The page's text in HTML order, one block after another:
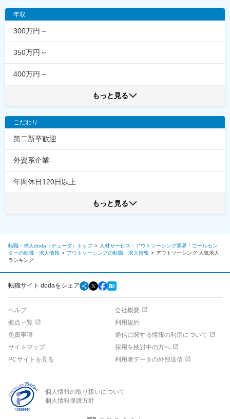
年収
300万円～
350万円～
400万円～
もっと見る
こだわり
第二新卒歓迎
外資系企業
年間休日120日以上
もっと見る
転職・求人doda（デューダ）トップ
人材サービス・アウトソーシング業界・コールセン
ターの転職・求人情報
アウトソーシングの転職・求人情報 アウトソーシング 人気求人
ランキング
転職サイト dodaをシェア
ヘルプ
会社概要
拠点一覧
利用規約
免責事項
通信に関する情報の利用について
サイトマップ
採用を検討中の方へ
PCサイトを見る
利用者データの外部送信
個人情報の取り扱いについて
個人情報保護方針